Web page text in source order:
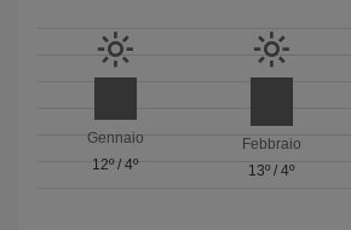
Gennaio
12º/4º
Febbraio
13º / 4º